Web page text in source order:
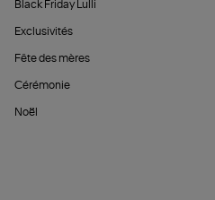
Black Friday Lulli
Exclusivités
Fête des mères
Cérémonie
Noël